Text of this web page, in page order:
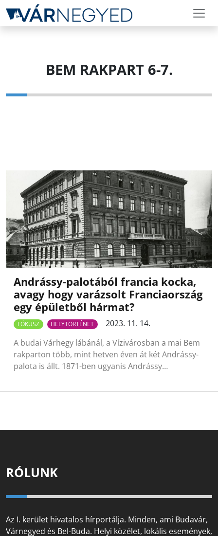
BEM RAKPART 6-7.
Andrássy-palotából francia kocka,
avagy hogy varázsolt Franciaország
egy épületből hármat?
FÓKUSZ HELYTÖRTÉNET
2023. 11. 14.
A budai Várhegy lábánál, a Vízivárosban a mai Bem
rakparton több, mint hetven éven át két Andrássy-
palota is állt. 1871-ben ugyanis Andrássy…
RÓLUNK
Az I. kerület hivatalos hírportálja. Minden, ami Budavár,
Várnegyed és Bel-Buda. Helyi közélet, lokális események,